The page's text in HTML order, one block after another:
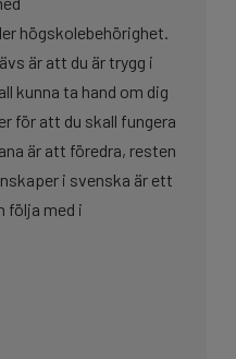
Naturturismföretagen:
certifierad-
som snö- och
kunna visa att man
dagar, samt att man
vindskydd, i snö eller
visa att man
i sammanlagt minst
högskolebehörighet.
är att du är trygg i
kunna ta hand om dig
för att du skall fungera
är att föredra, resten
i svenska är ett
följa med i